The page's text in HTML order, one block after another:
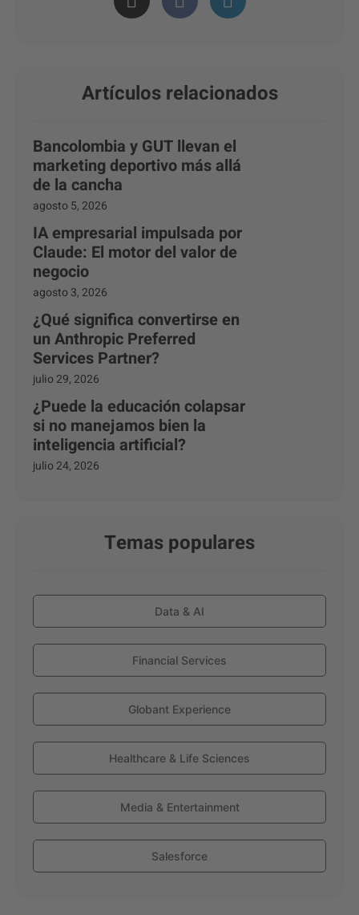
Artículos relacionados
Bancolombia y GUT llevan el
marketing deportivo más allá
de la cancha
agosto 5, 2026
IA empresarial impulsada por
Claude: El motor del valor de
negocio
agosto 3, 2026
¿Qué significa convertirse en
un Anthropic Preferred
Services Partner?
julio 29, 2026
¿Puede la educación colapsar
si no manejamos bien la
inteligencia artificial?
julio 24, 2026
Temas populares
Data & AI
Financial Services
Globant Experience
Healthcare & Life Sciences
Media & Entertainment
Salesforce